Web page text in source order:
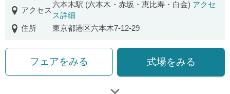
アクセス
六本木駅 (六本木・赤坂・恵比寿・白金) アクセ
ス詳細
住所
東京都港区六本木7-12-29
フェアをみる 式場をみる